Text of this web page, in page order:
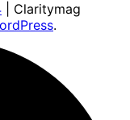
| Claritymag
.